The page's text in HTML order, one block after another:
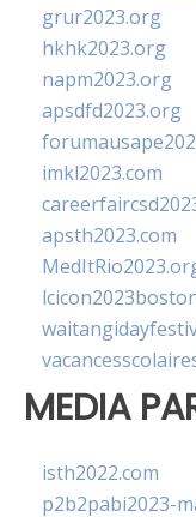
grur2023.org
hkhk2023.org
napm2023.org
apsdfd2023.org
imkl2023.com
apsth2023.com
MEDIA
isth2022.com
p2b2pabi2023-